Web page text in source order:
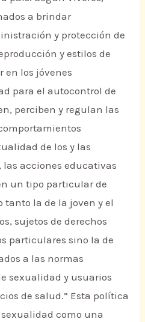
a brindar
y protección de
y estilos de
los jóvenes
para el autocontrol de
perciben y regulan las
de los y las
las acciones educativas
un tipo particular de
la de la joven y el
sujetos de derechos
particulares sino la de
a las normas
sexualidad y usuarios
de salud.” Esta política
como una